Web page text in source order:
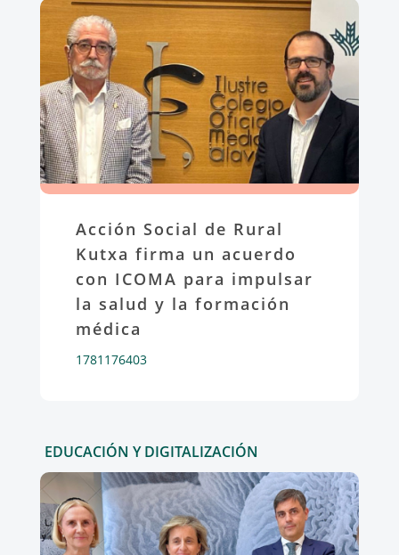
Acción Social de Rural
Kutxa firma un acuerdo
con ICOMA para impulsar
la salud y la formación
médica
1781176403
EDUCACIÓN Y DIGITALIZACIÓN